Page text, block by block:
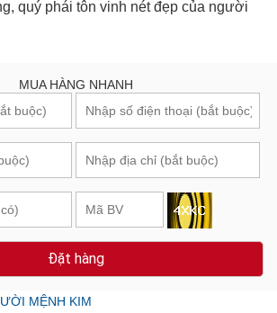
quý phái tôn vinh nét đẹp của người
MUA HÀNG NHANH
Đặt hàng
MỆNH KIM